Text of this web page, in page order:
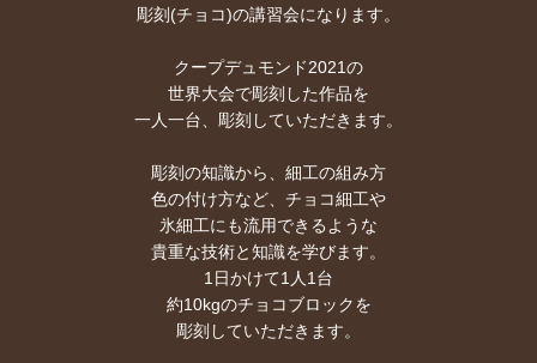
彫刻(チョコ)の講習会になります。
クープデュモンド2021の
世界大会で彫刻した作品を
一人一台、彫刻していただきます。
彫刻の知識から、細工の組み方
色の付け方など、チョコ細工や
氷細工にも流用できるような
貴重な技術と知識を学びます。
1日かけて1人1台
約10kgのチョコブロックを
彫刻していただきます。